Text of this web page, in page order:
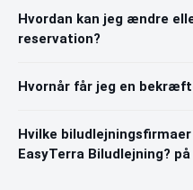
Hvordan kan jeg ændre
reservation?
Hvornår får jeg en
Hvilke
EasyTerra Biludlejning?